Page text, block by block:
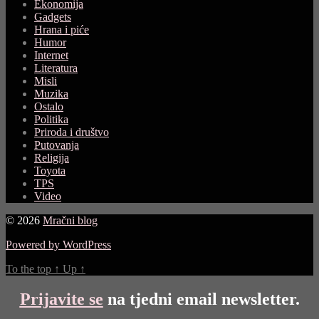
Ekonomija
Gadgets
Hrana i piće
Humor
Internet
Literatura
Misli
Muzika
Ostalo
Politika
Priroda i društvo
Putovanja
Religija
Toyota
TPS
Video
© 2026 Mračni blog
Powered by WordPress
To the top ↑ Up ↑
Prijavite se na tjedni email newsletter.